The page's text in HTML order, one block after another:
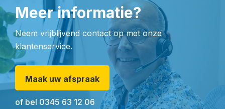
Meer informatie?
Neem vrijblijvend contact op met onze
klantenservice.
Maak uw afspraak
of bel 0345 63 12 06